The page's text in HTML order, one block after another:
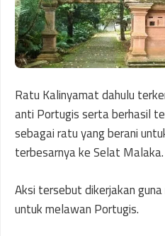
Ratu Kalinyamat dahulu
anti Portugis serta berhasil
sebagai ratu yang berani
terbesarnya ke Selat Malaka.
Aksi tersebut dikerjakan
untuk melawan Portugis.